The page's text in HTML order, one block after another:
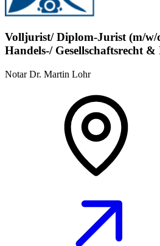
Volljurist/ Diplom-Jurist (m/w/
Handels-/ Gesellschaftsrecht
Notar Dr. Martin Lohr